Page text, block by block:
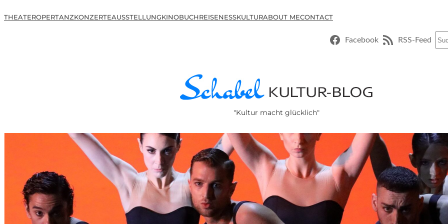
THEATEROPERTANZKONZERTEAUSSTELLUNGKINOBUCHREISENESSKULTURABOUT MECONTACT
Facebook RSS-Feed
"Kultur macht glücklich"